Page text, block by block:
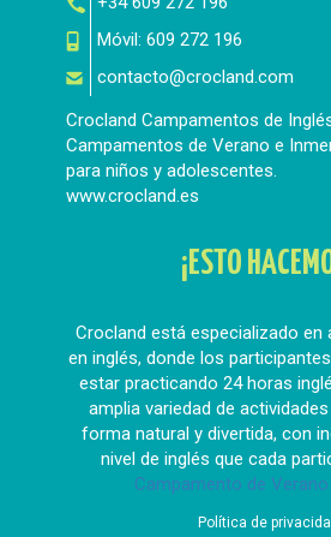
Móvil: 609 272 196
contacto@crocland.com
Crocland Campamentos de
Campamentos de Verano e
para niños y adolescentes.
www.crocland.es
¡ESTO
Crocland está especializado en
en inglés, donde los
estar practicando 24 horas
amplia variedad de
forma natural y divertida, con
nivel de inglés que cada
Campamento de
Política de